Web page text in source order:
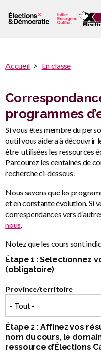
au
are
here
You
:
Accueil En classe
programmes
Si vous êtes membre du
outil vous aidera à découvrir
être utilisées les ressources
Parcourez les centaines de
recherche ci-dessous.
Nous savons que les
et en constante évolution. Si
correspondances vers
nous
Notez que les cours sont
Étape 1 : Sélectionnez
(obligatoire)
Province/territoire
Étape 2 : Affinez vos
nom du cours, le
ressource d’Élections